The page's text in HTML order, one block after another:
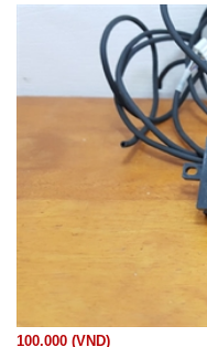
100.000 (VND)